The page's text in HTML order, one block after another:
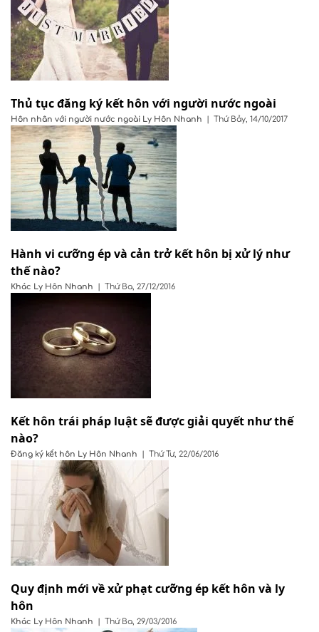
Thủ tục đăng ký kết hôn với người nước ngoài
Hôn nhân với người nước ngoài Ly Hôn Nhanh | Thứ Bảy, 14/10/2017
Hành vi cưỡng ép và cản trở kết hôn bị xử lý như
thế nào?
Khác Ly Hôn Nhanh | Thứ Ba, 27/12/2016
Kết hôn trái pháp luật sẽ được giải quyết như thế
nào?
Đăng ký kết hôn Ly Hôn Nhanh | Thứ Tư, 22/06/2016
Quy định mới về xử phạt cưỡng ép kết hôn và ly
hôn
Khác Ly Hôn Nhanh | Thứ Ba, 29/03/2016